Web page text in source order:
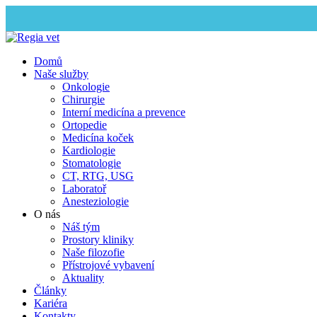
Domů
Naše služby
Onkologie
Chirurgie
Interní medicína a prevence
Ortopedie
Medicína koček
Kardiologie
Stomatologie
CT, RTG, USG
Laboratoř
Anesteziologie
O nás
Náš tým
Prostory kliniky
Naše filozofie
Přístrojové vybavení
Aktuality
Články
Kariéra